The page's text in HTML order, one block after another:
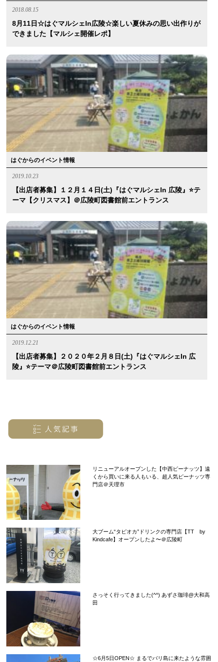
2018.08.15
8月11日☆はぐマルシェin広陵☆楽しい夏休みの思い出作りが
できました【マルシェ開催レポ】
はぐからのイベント情報
2019.10.23
【出店者募集】１２月１４日(土)『はぐマルシェin 広陵』⭐️テ
ーマ【クリスマス】＠広陵町図書館前エントランス
はぐからのイベント情報
2019.12.21
【出店者募集】２０２０年２月８日(土)『はぐマルシェin 広
陵』⭐️テーマ＠広陵町図書館前エントランス
リニューアルオープンした【中西ピーナッツ】遠
くから買いに来る人もいる、超人気ピーナッツ専
門店＠天理市
大ブーム“タピオカ”ドリンクの専門店【TT by
Kindcafe】オープンしたよ〜＠広陵町
さっそく行ってきました(^^) あずさ珈琲@大和高
田
☆6月5日OPEN☆ まるでバリ島に来たような雰囲